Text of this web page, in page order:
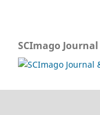
SCImago